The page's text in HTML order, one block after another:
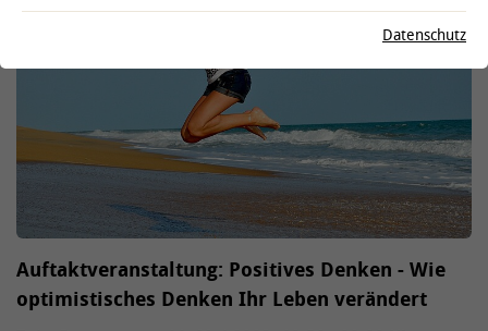
Auftaktveranstaltung: Positives Denken - Wie
optimistisches Denken Ihr Leben verändert
Datenschutz